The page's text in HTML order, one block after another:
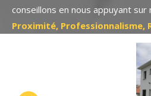
conseillons en nous appuyant sur
Proximité, Professionnalisme,